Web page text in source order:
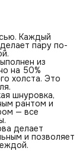
Каждый
пару по-
из
на 50%
холста. Это
шнуровка,
рантом и
— все
делает
и позволяет